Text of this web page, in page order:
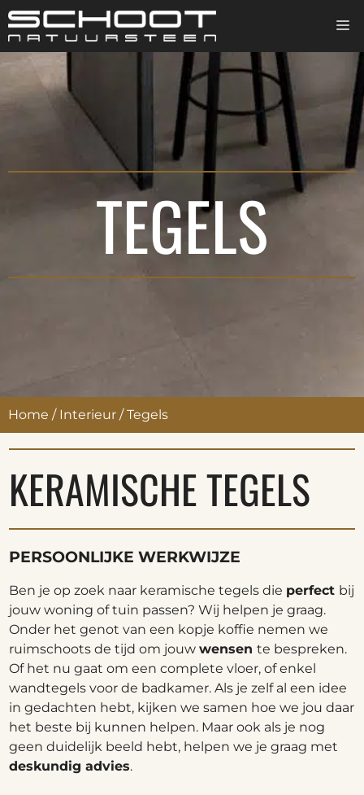
TEGELS
Home / Interieur /Tegels
KERAMISCHE TEGELS
PERSOONLIJKE WERKWIJZE
Ben je op zoek naar keramische tegels die perfect bij
jouw woning of tuin passen? Wij helpen je graag.
Onder het genot van een kopje koffie nemen we
ruimschoots de tijd om jouw wensen te bespreken.
Of het nu gaat om een complete vloer, of enkel
wandtegels voor de badkamer. Als je zelf al een idee
in gedachten hebt, kijken we samen hoe we jou daar
het beste bij kunnen helpen. Maar ook als je nog
geen duidelijk beeld hebt, helpen we je graag met
deskundig advies.